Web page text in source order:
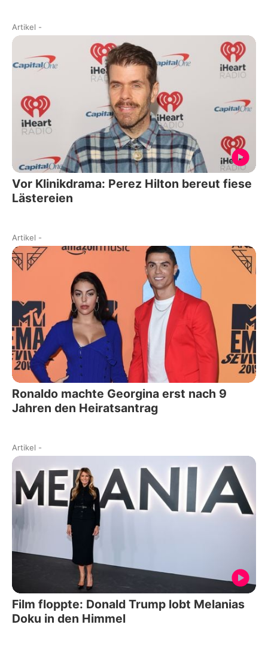
Artikel -
Vor Klinikdrama: Perez Hilton bereut fiese
Lästereien
Artikel -
Ronaldo machte Georgina erst nach 9
Jahren den Heiratsantrag
Artikel -
Film floppte: Donald Trump lobt Melanias
Doku in den Himmel